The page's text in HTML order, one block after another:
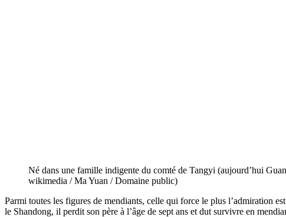
Né dans une famille indigente du comté de Tangyi (aujourd’hui
wikimedia / Ma Yuan / Domaine public)
Parmi toutes les figures de mendiants, celle qui force le plus l’admiration
le Shandong, il perdit son père à l’âge de sept ans et dut survivre en